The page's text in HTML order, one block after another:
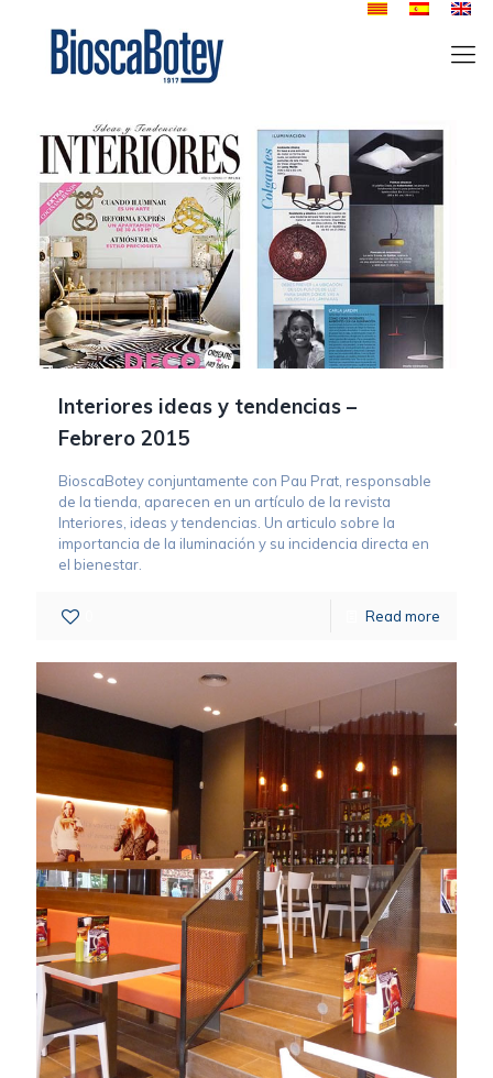
Interiores ideas y tendencias –
Febrero 2015
BioscaBotey conjuntamente con Pau Prat, responsable
de la tienda, aparecen en un artículo de la revista
Interiores, ideas y tendencias. Un articulo sobre la
importancia de la iluminación y su incidencia directa en
el bienestar.
Read more